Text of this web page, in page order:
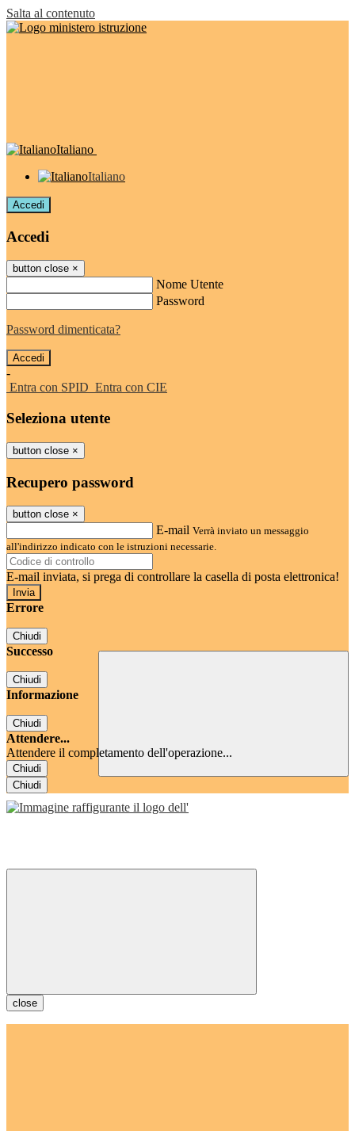
Salta al contenuto
Italiano
Italiano
Accedi
Accedi
button close ×
Nome Utente
Password
Password dimenticata?
-
Entra con SPID Entra con CIE
Seleziona utente
button close ×
Recupero password
button close ×
E-mail Verrà inviato un messaggio
all'indirizzo indicato con le istruzioni necessarie.
E-mail inviata, si prega di controllare la casella di posta elettronica!
Errore
Chiudi
Successo
Chiudi
Informazione
Chiudi
Attendere...
Attendere il completamento dell'operazione...
Chiudi
Chiudi
close